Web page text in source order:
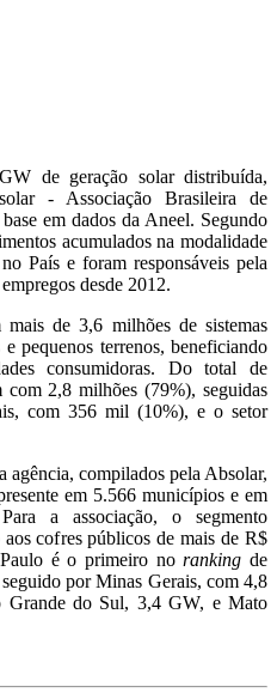
de geração solar distribuída,
- Associação Brasileira de
em dados da Aneel. Segundo
acumulados na modalidade
País e foram responsáveis pela
desde 2012.
mais de 3,6 milhões de sistemas
pequenos terrenos, beneficiando
consumidoras. Do total de
com 2,8 milhões (79%), seguidas
com 356 mil (10%), e o setor
agência, compilados pela Absolar,
em 5.566 municípios e em
a associação, o segmento
cofres públicos de mais de R$
é o primeiro noranking de
por Minas Gerais, com 4,8
do Sul, 3,4 GW, e Mato